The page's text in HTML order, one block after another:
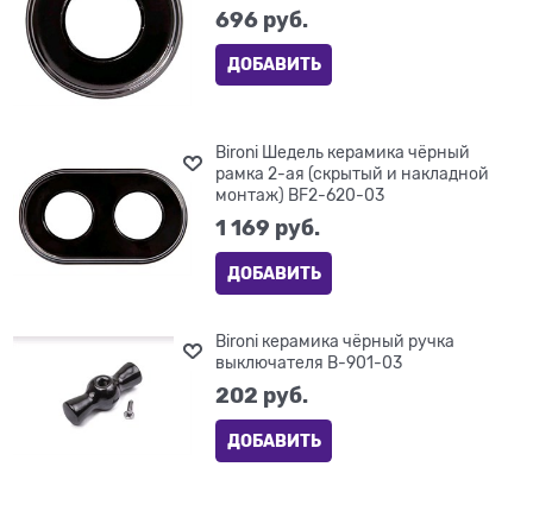
696 руб.
ДОБАВИТЬ
Bironi Шедель керамика чёрный
рамка 2-ая (скрытый и накладной
монтаж) BF2-620-03
1 169 руб.
ДОБАВИТЬ
Bironi керамика чёрный ручка
выключателя B-901-03
202 руб.
ДОБАВИТЬ